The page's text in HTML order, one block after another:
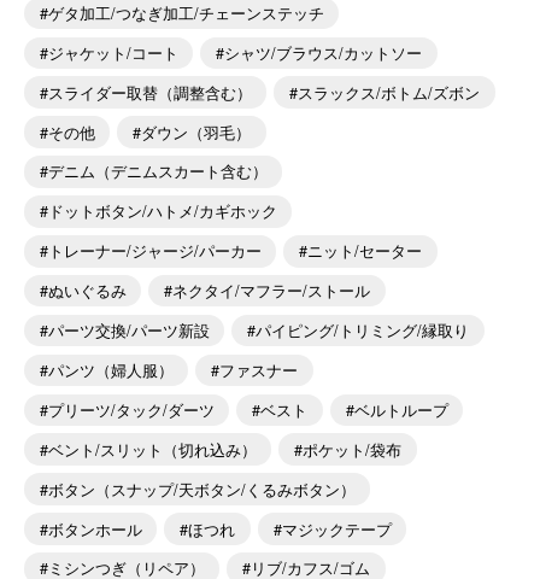
ゲタ加工/つなぎ加工/チェーンステッチ
ジャケット/コート
シャツ/ブラウス/カットソー
スライダー取替（調整含む）
スラックス/ボトム/ズボン
その他
ダウン（羽毛）
デニム（デニムスカート含む）
ドットボタン/ハトメ/カギホック
トレーナー/ジャージ/パーカー
ニット/セーター
ぬいぐるみ
ネクタイ/マフラー/ストール
パーツ交換/パーツ新設
パイピング/トリミング/縁取り
パンツ（婦人服）
ファスナー
プリーツ/タック/ダーツ
ベスト
ベルトループ
ベント/スリット（切れ込み）
ポケット/袋布
ボタン（スナップ/天ボタン/くるみボタン）
ボタンホール
ほつれ
マジックテープ
ミシンつぎ（リペア）
リブ/カフス/ゴム